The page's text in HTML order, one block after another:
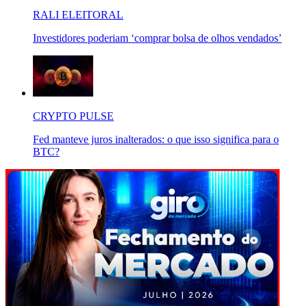
RALI ELEITORAL
Investidores poderiam ‘comprar bolsa de olhos vendados’
CRYPTO PULSE
Fed manteve juros inalterados: o que isso significa para o
BTC?